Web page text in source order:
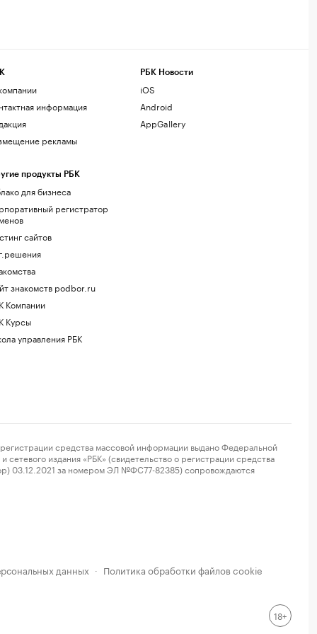
информация
рекламы
продукты РБК
для бизнеса
регистратор
сайтов
знакомств podbor.ru
Компании
Курсы
управления РБК
РБК Новости
iOS
Android
AppGallery
средства массовой информации выдано Федеральной
издания «РБК» (свидетельство о регистрации средства
03.12.2021 за номером ЭЛ №ФС77-82385) сопровождаются
данных · Политика обработки файлов cookie
18+